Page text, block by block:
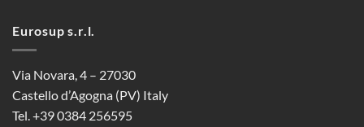
Eurosup s.r.l.
Via Novara, 4 – 27030
Castello d’Agogna (PV) Italy
Tel. +39 0384 256595